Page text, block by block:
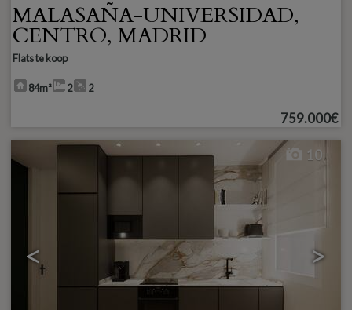
MALASAÑA-UNIVERSIDAD,
CENTRO, MADRID
Flats te koop
84m² 2 2
759.000€
< >
10